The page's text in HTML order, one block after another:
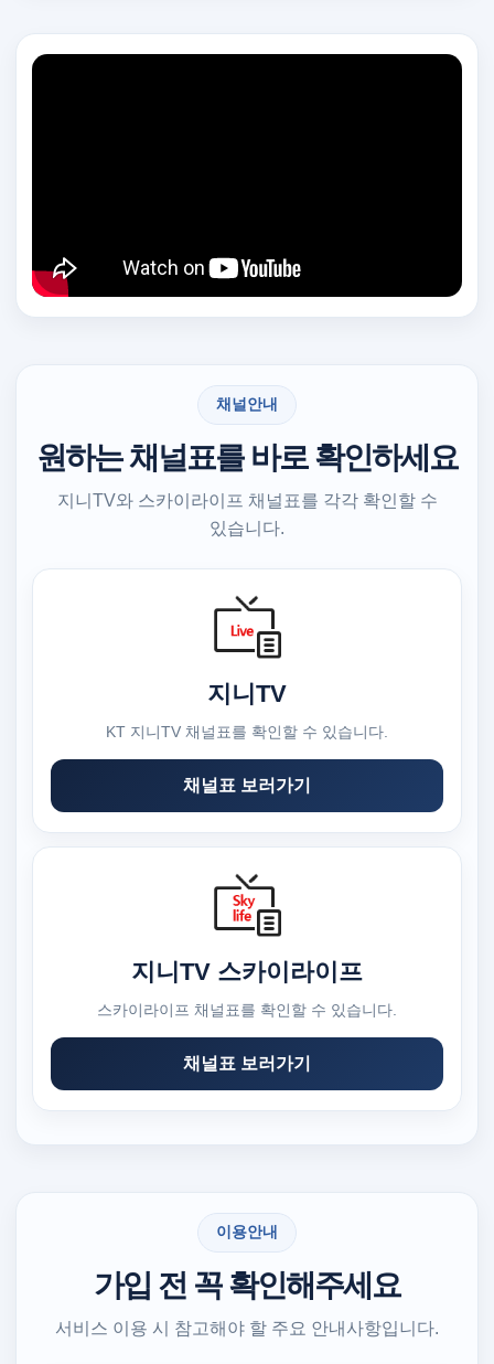
채널안내
원하는 채널표를 바로 확인하세요
지니TV와 스카이라이프 채널표를 각각 확인할 수
있습니다.
지니TV
KT 지니TV 채널표를 확인할 수 있습니다.
채널표 보러가기
지니TV 스카이라이프
스카이라이프 채널표를 확인할 수 있습니다.
채널표 보러가기
이용안내
가입 전 꼭 확인해주세요
서비스 이용 시 참고해야 할 주요 안내사항입니다.